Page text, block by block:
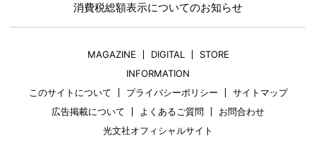
消費税総額表示についてのお知らせ
MAGAZINE DIGITAL
STORE
INFORMATION
このサイトについて
プライバシーポリシー
サイトマップ
広告掲載について
よくあるご質問
お問合わせ
光文社オフィシャルサイト